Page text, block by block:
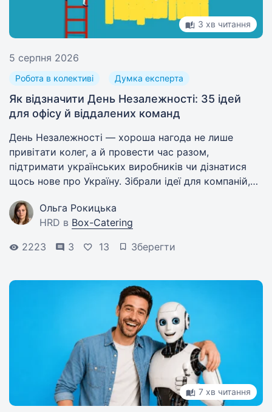
3 хв читання
5 серпня 2026
Робота в колективі Думка експерта
Як відзначити День Незалежності: 35 ідей
для офісу й віддалених команд
День Незалежності — хороша нагода не лише
привітати колег, а й провести час разом,
підтримати українських виробників чи дізнатися
щось нове про Україну. Зібрали ідеї для компаній,
Ольга Рокицька
HRD в Box-Catering
2223
3 13 Зберегти
7 хв читання